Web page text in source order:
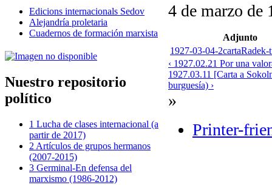
Edicions internacionals Sedov
Alejandría proletaria
Cuadernos de formación marxista
Nuestro repositorio
político
1 Lucha de clases internacional (a
partir de 2017)
2 Artículos de grupos hermanos
(2007-2015)
3 Germinal-En defensa del
marxismo (1986-2012)
4 de marzo de
Adjunto
1927-03-04-
‹ 1927.02.21 Por una
1927.03.11 [Carta a
burguesía) ›
»
Printer-